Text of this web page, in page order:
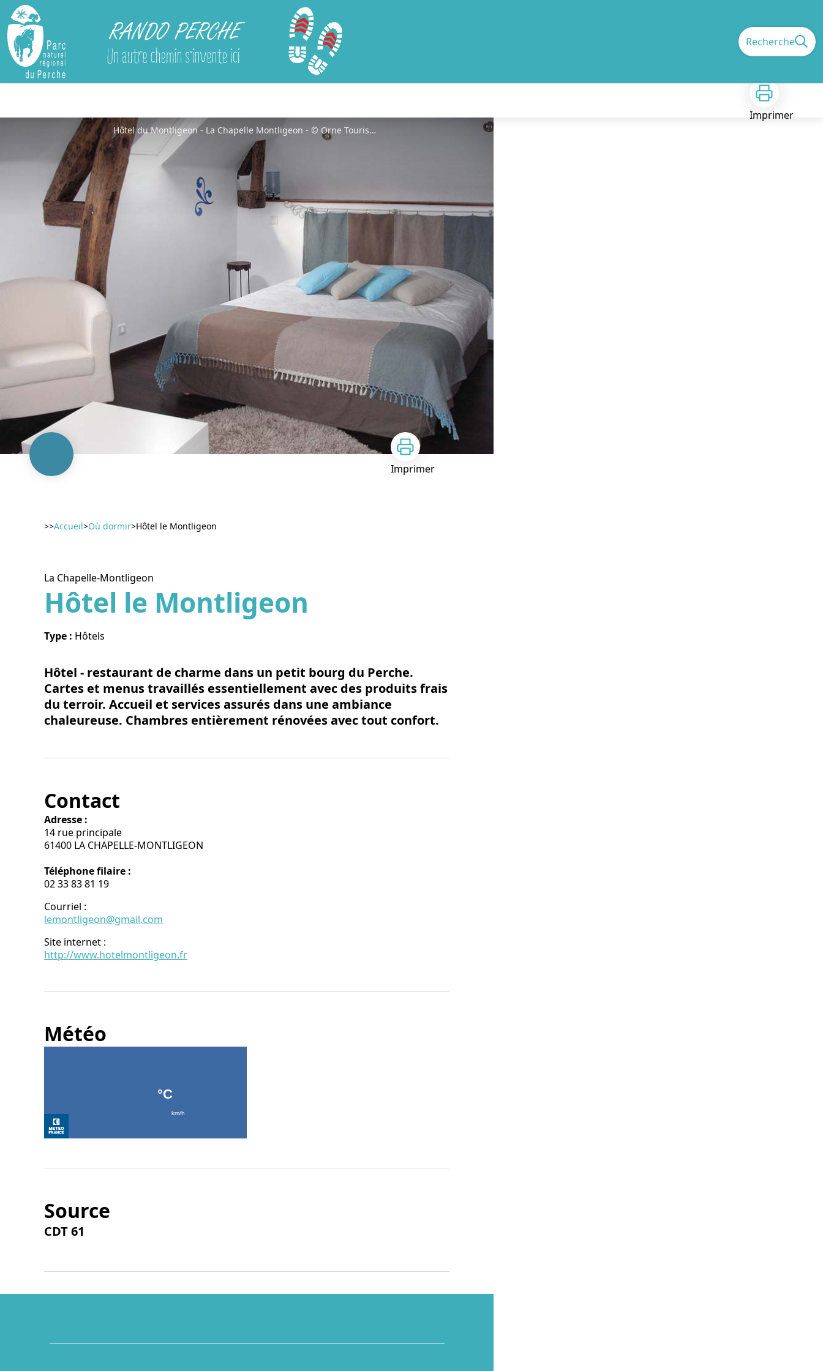
Rando Perche Recherche
Imprimer
Hôtel du Montligeon - La Chapelle Montligeon - © Orne Tourisme
Imprimer
>>Accueil>Où dormir>Hôtel le Montligeon
La Chapelle-Montligeon
Hôtel le Montligeon
Type : Hôtels
Hôtel - restaurant de charme dans un petit bourg du Perche.
Cartes et menus travaillés essentiellement avec des produits frais
du terroir. Accueil et services assurés dans une ambiance
chaleureuse. Chambres entièrement rénovées avec tout confort.
Contact
Adresse :
14 rue principale
61400 LA CHAPELLE-MONTLIGEON
Téléphone filaire :
02 33 83 81 19
Courriel :
lemontligeon@gmail.com
Site internet :
http://www.hotelmontligeon.fr
Météo
Source
CDT 61